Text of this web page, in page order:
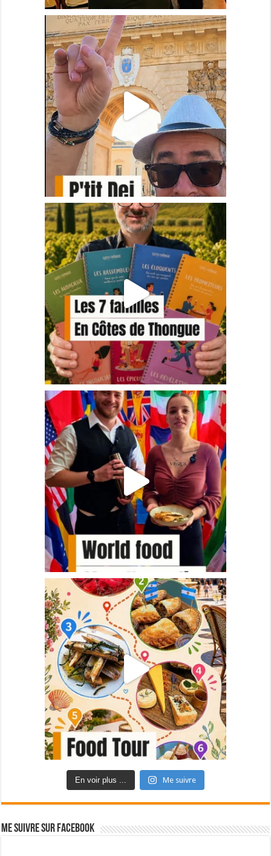
En voir plus ... Me suivre
Me suivre sur Facebook